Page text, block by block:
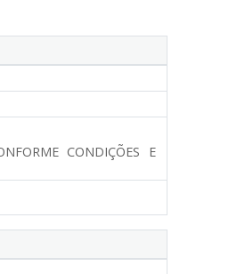
CONDIÇÕES E